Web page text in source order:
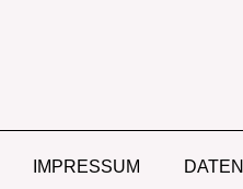
IMPRESSUM